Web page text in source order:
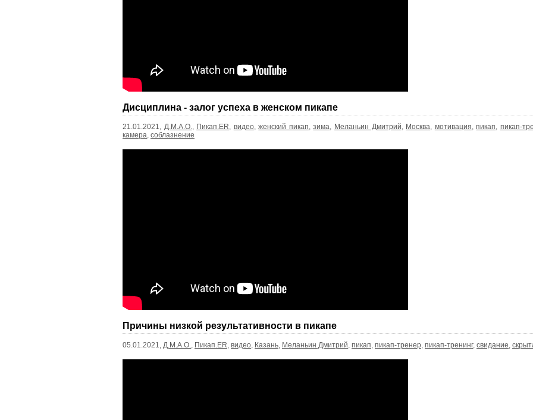
Дисциплина - залог успеха в женском пикапе
21.01.2021, Д.М.А.О., Пикап.ER, видео,женский пикап,зима, Меланьин Дмитрий, Москва, мотивация,пикап, пикап-
камера, соблазнение
Причины низкой результативности в пикапе
05.01.2021, Д.М.А.О. Пикап.ER видео Казань Меланьин Дмитрий пикап пикап-тренер пикап-тренинг, свидание